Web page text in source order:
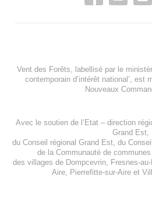
Vent des Forêts, labellisé par le
contemporain d’intérêt national’, est
Nouveaux
Avec le soutien de l’Etat – direction
Grand Est,
du Conseil régional Grand Est, du
de la Communauté de communes
des villages de Dompcevrin Fresnes-
Aire, Pierrefitte-sur-Aireet